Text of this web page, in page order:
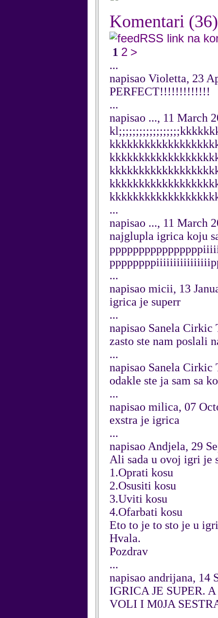
Komentari (36)
RSS link na
1 2 >
...
napisao Violetta, 23
PERFECT!!!!!!!!!!!!!
...
napisao ..., 11 March
...
napisao ..., 11 March
najglupla igrica koju
...
napisao micii, 13
igrica je superr
...
napisao Sanela
zasto ste nam poslali
...
napisao Sanela
odakle ste ja sam sa
...
napisao milica, 07
exstra je igrica
...
napisao Andjela, 29
Ali sada u ovoj igri je
1.Oprati kosu
2.Osusiti kosu
3.Uviti kosu
4.Ofarbati kosu
Eto to je to sto je u
Hvala.
Pozdrav
...
napisao andrijana, 14
IGRICA JE SUPER.
VOLI I M0JA